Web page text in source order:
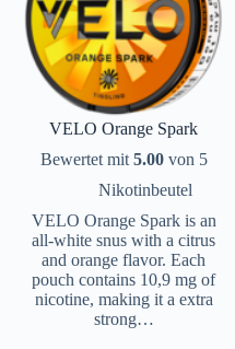
VELO Orange Spark
Bewertet mit 5.00von 5
Nikotinbeutel
VELO Orange Spark is an
all-white snus with a citrus
and orange flavor. Each
pouch contains 10,9 mg of
nicotine, making it a extra
strong…